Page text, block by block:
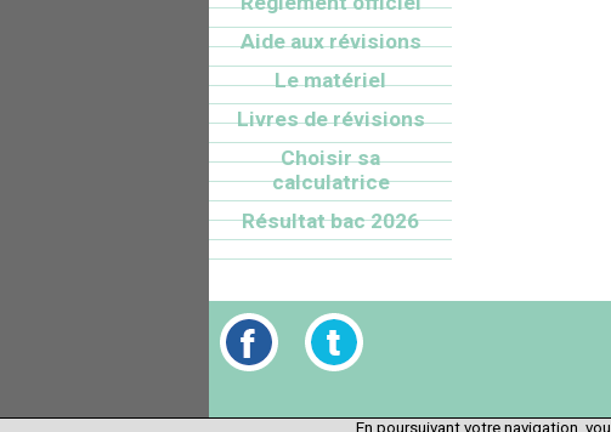
Aide aux révisions
Le matériel
Livres de révisions
Choisir sa
calculatrice
Résultat bac 2026
En poursuivant votre navigation,